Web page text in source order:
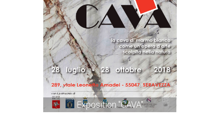
Exposition "CAVA"